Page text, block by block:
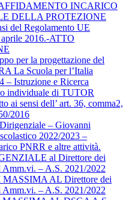
INCARICO
DELLA PROTEZIONE
del Regolamento UE
2016.-ATTO
per la progettazione del
La Scuola per l’Italia
– Istruzione e Ricerca
individuale di TUTOR
ai sensi dell’ art. 36, comma2,
2016
– Giovanni
2022/2023 –
PNRR e altre attività.
al Direttore dei
Amm.vi. – A.S. 2021/2022
AL Direttore dei
Amm.vi. – A.S. 2021/2022